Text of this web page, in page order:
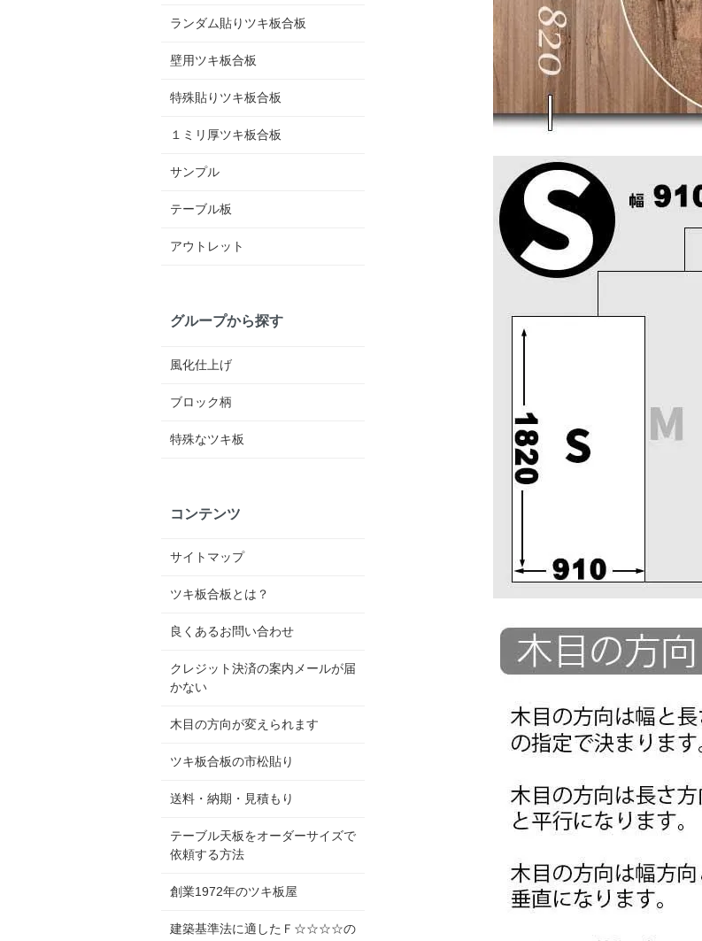
ランダム貼りツキ板合板
壁用ツキ板合板
特殊貼りツキ板合板
１ミリ厚ツキ板合板
サンプル
テーブル板
アウトレット
グループから探す
風化仕上げ
ブロック柄
特殊なツキ板
コンテンツ
サイトマップ
ツキ板合板とは？
良くあるお問い合わせ
クレジット決済の案内メールが届
かない
木目の方向が変えられます
ツキ板合板の市松貼り
送料・納期・見積もり
テーブル天板をオーダーサイズで
依頼する方法
創業1972年のツキ板屋
建築基準法に適したＦ☆☆☆☆の